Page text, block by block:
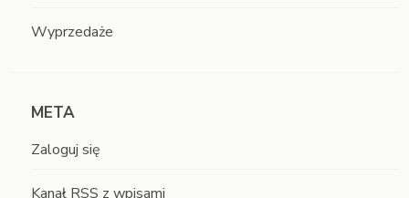
Wyprzedaże
META
Zaloguj się
Kanał RSS z wpisami